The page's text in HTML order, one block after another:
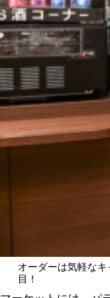
オーダーは気軽な
目！